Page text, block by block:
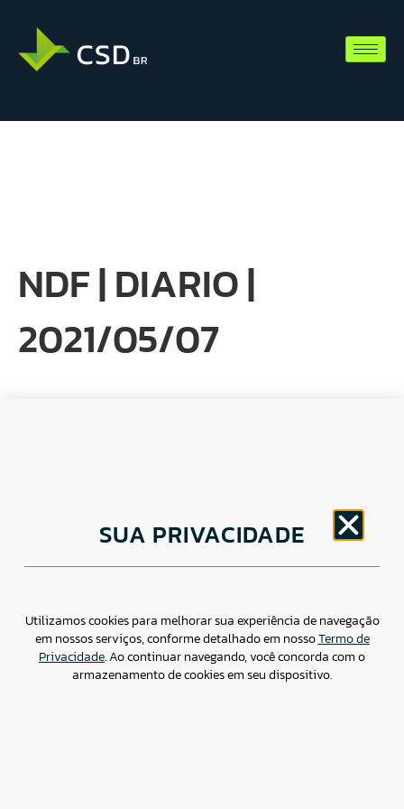
NDF | DIARIO |
2021/05/07
Av. Brigadeiro Faria Lima, 1779 – 5oAndar Jardim
Paulistano, São Paulo/ SP – CEP: 01452-914
Assessoria de imprensa: imprensa@csdbr.com
SUA PRIVACIDADE
Utilizamos cookies para melhorar sua experiência de navegação
em nossos serviços, conforme detalhado em nossoTermo de
Privacidade. Ao continuar navegando, você concorda com o
armazenamento de cookies em seu dispositivo.